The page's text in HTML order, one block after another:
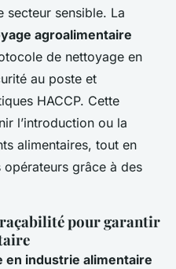
secteur sensible. La
agroalimentaire
de nettoyage en
au poste et
HACCP. Cette
l’introduction ou la
alimentaires, tout en
grâce à des
pour garantir
industrie alimentaire